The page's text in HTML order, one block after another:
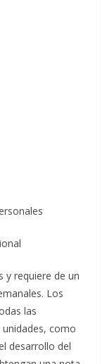
y requiere de un
Los
las
como
desarrollo del